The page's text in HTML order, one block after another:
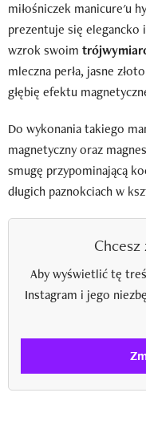
miłośniczek manicure'u
prezentuje się elegancko
wzrok swoim
mleczna perła, jasne
głębię efektu
Do wykonania takiego
magnetyczny oraz
smugę przypominającą
długich paznokciach w
Aby wyświetlić tę
Instagram i jego